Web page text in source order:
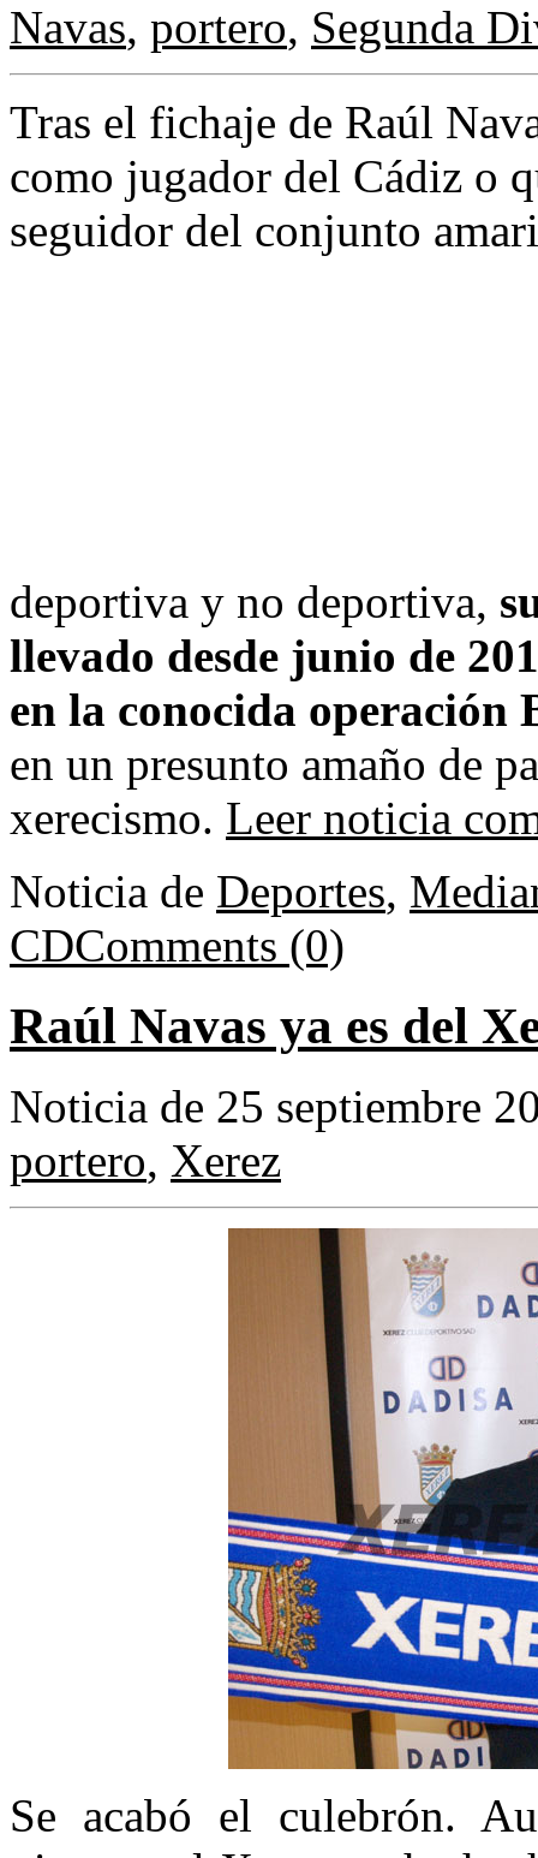
Navas, portero, Segunda
Tras el fichaje de Raúl
como jugador del Cádiz o
seguidor del conjunto
deportiva y no deportiva,
llevado desde junio de
en la conocida operación
en un presunto amaño de
xerecismo. Leer noticia
Noticia de Deportes,
CDComments (0)
Raúl Navas ya es del
Noticia de 25 septiembre
portero, Xerez
Se acabó el culebrón.